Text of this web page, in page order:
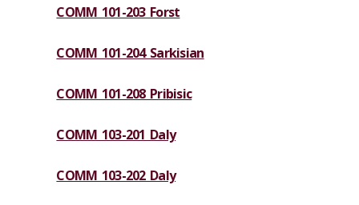
COMM 101-203 Forst
COMM 101-204 Sarkisian
COMM 101-208 Pribisic
COMM 103-201 Daly
COMM 103-202 Daly